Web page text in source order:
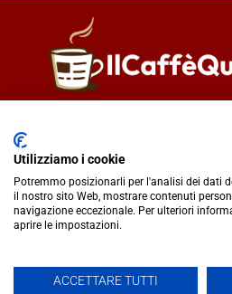
C.F.
Chi siamo
IlCaffèQuotidiano.online è una
Utilizziamo i cookie
Potremmo posizionarli per l'analisi dei dati
il nostro sito Web, mostrare contenuti
navigazione eccezionale. Per ulteriori
aprire le impostazioni.
ACCETTARE TUTTI